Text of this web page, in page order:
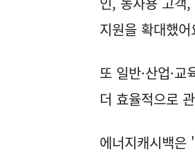
지원을 확대했
또 일반·산업·
더 효율적으로
에너지캐시백은